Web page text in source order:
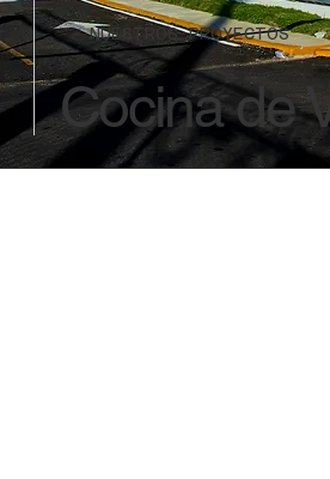
NUESTROS PROYECTOS
Cocina de